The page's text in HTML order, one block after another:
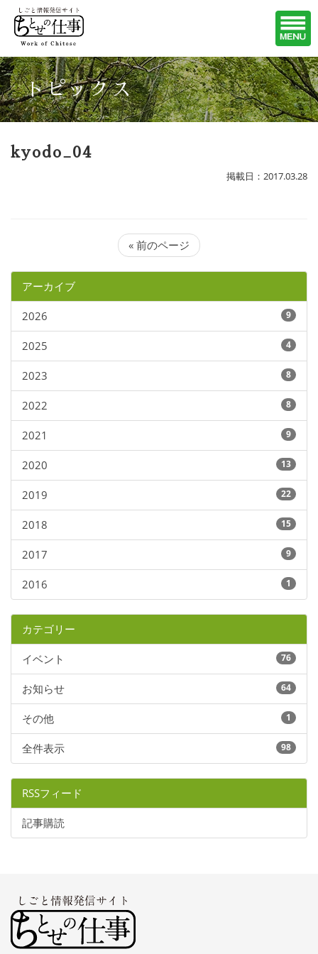
トピックス
kyodo_04
掲載日：2017.03.28
« 前のページ
アーカイブ
2026 9
2025 4
2023 8
2022 8
2021 9
2020 13
2019 22
2018 15
2017 9
2016 1
カテゴリー
イベント 76
お知らせ 64
その他 1
全件表示 98
RSSフィード
記事購読